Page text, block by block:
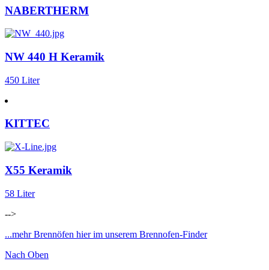
NABERTHERM
NW 440 H Keramik
450 Liter
KITTEC
X55 Keramik
58 Liter
-->
...mehr Brennöfen hier im unserem Brennofen-Finder
Nach Oben